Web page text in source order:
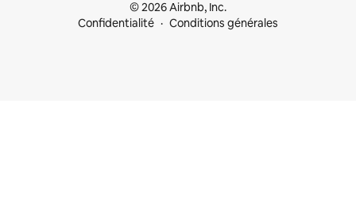
© 2026 Airbnb, Inc.
Confidentialité
Conditions générales